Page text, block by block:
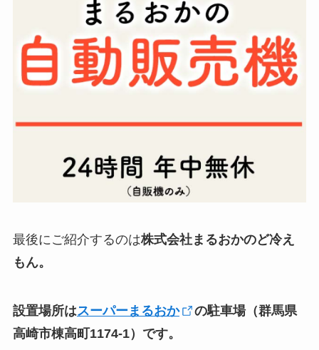
最後にご紹介するのは株式会社まるおかのど冷え
もん。
設置場所はスーパーまるおか
の駐車場（群馬県
高崎市棟高町1174-1）です。